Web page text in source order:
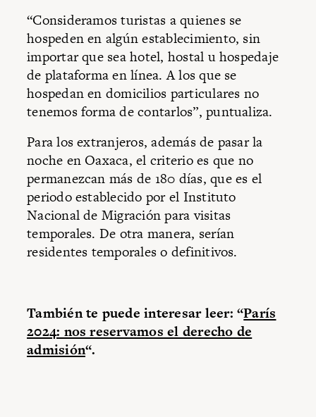
“Consideramos turistas a quienes se
hospeden en algún establecimiento, sin
importar que sea hotel, hostal u hospedaje
de plataforma en línea. A los que se
hospedan en domicilios particulares no
tenemos forma de contarlos”, puntualiza.
Para los extranjeros, además de pasar la
noche en Oaxaca, el criterio es que no
permanezcan más de 180 días, que es el
periodo establecido por el Instituto
Nacional de Migración para visitas
temporales. De otra manera, serían
residentes temporales o definitivos.
También te puede interesar leer: “París
2024: nos reservamos el derecho de
admisión“.